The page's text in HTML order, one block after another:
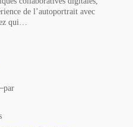
de l’autoportrait avec
qui…
par